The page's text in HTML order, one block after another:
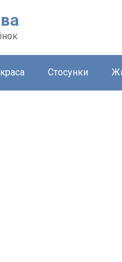
Стосунки